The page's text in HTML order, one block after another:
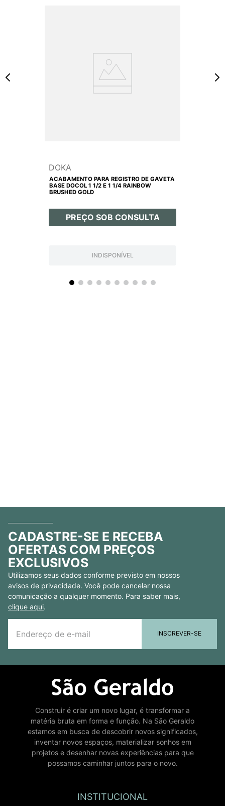
DOKA
ACABAMENTO PARA REGISTRO DE GAVETA
BASE DOCOL 1 1/2 E 1 1/4 RAINBOW
BRUSHED GOLD
PREÇO SOB CONSULTA
INDISPONÍVEL
CADASTRE-SE E RECEBA
OFERTAS COM PREÇOS
EXCLUSIVOS
Utilizamos seus dados conforme previsto em nossos
avisos de privacidade. Você pode cancelar nossa
comunicação a qualquer momento. Para saber mais,
clique aqui.
INSCREVER-SE
Construir é criar um novo lugar, é transformar a
matéria bruta em forma e função. Na São Geraldo
estamos em busca de descobrir novos significados,
inventar novos espaços, materializar sonhos em
projetos e desenhar novas experiências para que
possamos caminhar juntos para o novo.
INSTITUCIONAL